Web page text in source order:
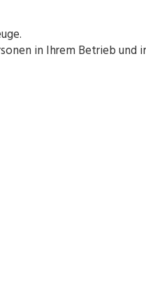
in Ihrem Betrieb und